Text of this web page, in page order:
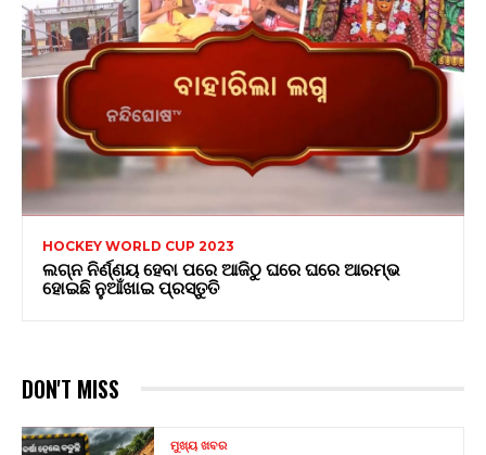
HOCKEY WORLD CUP 2023
ଲଗ୍ନ ନିର୍ଣ୍ଣୟ ହେବା ପରେ ଆଜିଠୁ ଘରେ ଘରେ ଆରମ୍ଭ
ହୋଇଛି ନୁଆଁଖାଇ ପ୍ରସ୍ତୁତି
DON'T MISS
ମୁଖ୍ୟ ଖବର